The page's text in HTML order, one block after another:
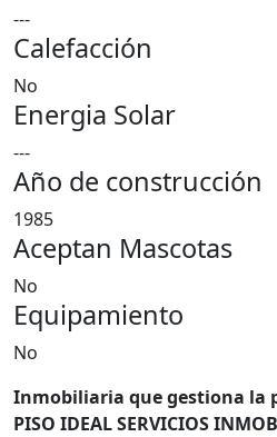
---
Calefacción
No
Energia Solar
---
Año de construcción
1985
Aceptan Mascotas
No
Equipamiento
No
Inmobiliaria que gestiona la
PISO IDEAL SERVICIOS